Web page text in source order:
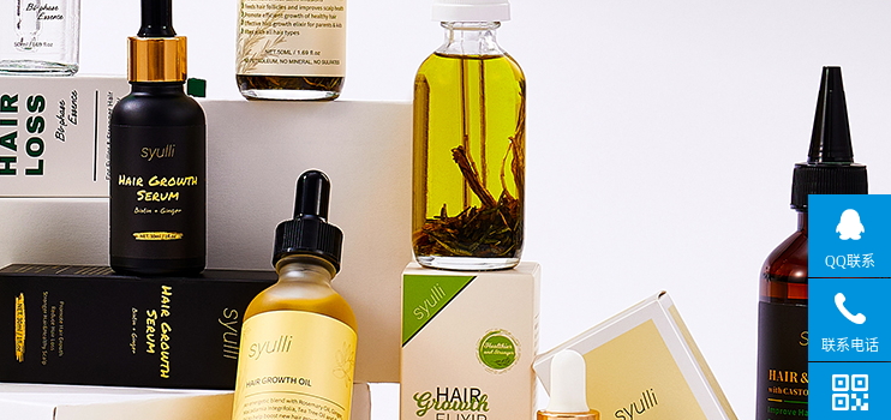
QQ联系
联系电话